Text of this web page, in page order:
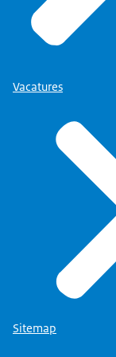
Vacatures
Sitemap